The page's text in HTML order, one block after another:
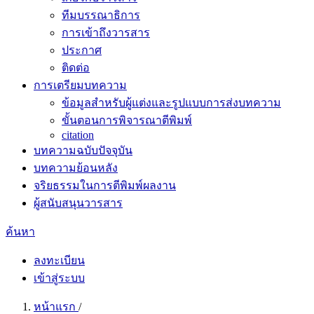
ทีมบรรณาธิการ
การเข้าถึงวารสาร
ประกาศ
ติดต่อ
การเตรียมบทความ
ข้อมูลสำหรับผู้แต่งและรูปแบบการส่งบทความ
ขั้นตอนการพิจารณาตีพิมพ์
citation
บทความฉบับปัจจุบัน
บทความย้อนหลัง
จริยธรรมในการตีพิมพ์ผลงาน
ผู้สนับสนุนวารสาร
ค้นหา
ลงทะเบียน
เข้าสู่ระบบ
หน้าแรก /